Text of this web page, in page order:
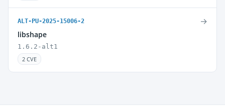
ALT-PU-2025-15006-2
libshape
1.6.2-alt1
2 CVE
→